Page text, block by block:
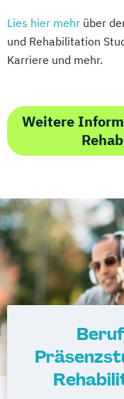
Lies hier mehr über
und Rehabilitation
Karriere und mehr.
Weitere